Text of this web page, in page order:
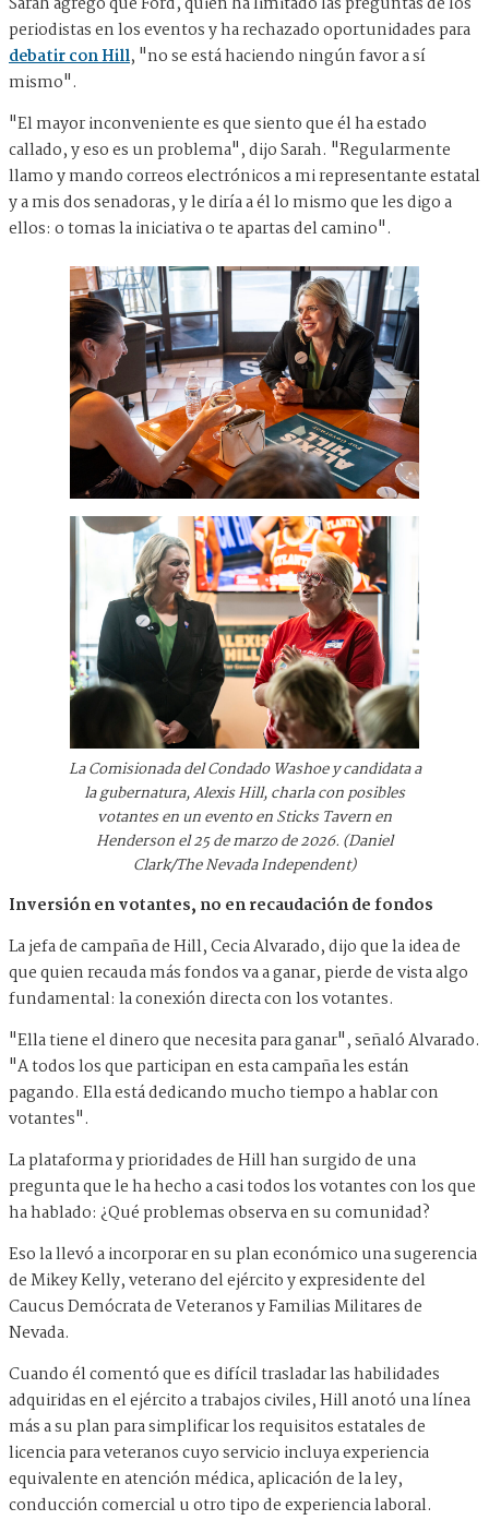
periodistas en los eventos y ha rechazado oportunidades para
debatir con Hill, "no se está haciendo ningún favor a sí
mismo".
"El mayor inconveniente es que siento que él ha estado
callado, y eso es un problema", dijo Sarah. "Regularmente
llamo y mando correos electrónicos a mi representante estatal
y a mis dos senadoras, y le diría a él lo mismo que les digo a
ellos: o tomas la iniciativa o te apartas del camino".
La Comisionada del Condado Washoe y candidata a
la gubernatura, Alexis Hill, charla con posibles
votantes en un evento en Sticks Tavern en
Henderson el 25 de marzo de 2026. (Daniel
Clark/The Nevada Independent)
Inversión en votantes, no en recaudación de fondos
La jefa de campaña de Hill, Cecia Alvarado, dijo que la idea de
que quien recauda más fondos va a ganar, pierde de vista algo
fundamental: la conexión directa con los votantes.
"Ella tiene el dinero que necesita para ganar", señaló Alvarado.
"A todos los que participan en esta campaña les están
pagando. Ella está dedicando mucho tiempo a hablar con
votantes".
La plataforma y prioridades de Hill han surgido de una
pregunta que le ha hecho a casi todos los votantes con los que
ha hablado: ¿Qué problemas observa en su comunidad?
Eso la llevó a incorporar en su plan económico una sugerencia
de Mikey Kelly, veterano del ejército y expresidente del
Caucus Demócrata de Veteranos y Familias Militares de
Nevada.
Cuando él comentó que es difícil trasladar las habilidades
adquiridas en el ejército a trabajos civiles, Hill anotó una línea
más a su plan para simplificar los requisitos estatales de
licencia para veteranos cuyo servicio incluya experiencia
equivalente en atención médica, aplicación de la ley,
conducción comercial u otro tipo de experiencia laboral.